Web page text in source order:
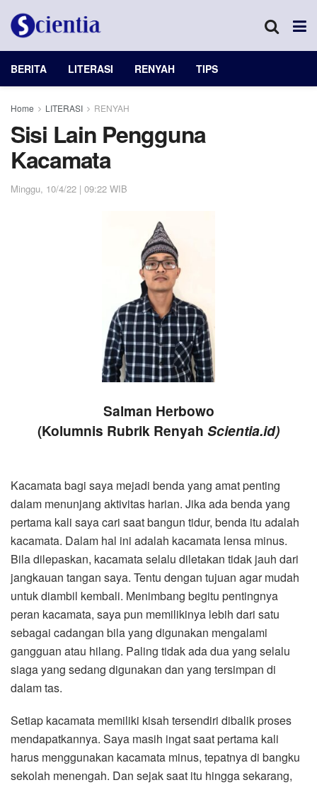
BERITA LITERASI RENYAH TIPS
Home LITERASI RENYAH
Sisi Lain Pengguna
Kacamata
Minggu, 10/4/22 | 09:22 WIB
Salman Herbowo
(Kolumnis Rubrik Renyah Scientia.id)
Kacamata bagi saya mejadi benda yang amat penting
dalam menunjang aktivitas harian. Jika ada benda yang
pertama kali saya cari saat bangun tidur, benda itu adalah
kacamata. Dalam hal ini adalah kacamata lensa minus.
Bila dilepaskan, kacamata selalu diletakan tidak jauh dari
jangkauan tangan saya. Tentu dengan tujuan agar mudah
untuk diambil kembali. Menimbang begitu pentingnya
peran kacamata, saya pun memilikinya lebih dari satu
sebagai cadangan bila yang digunakan mengalami
gangguan atau hilang. Paling tidak ada dua yang selalu
siaga yang sedang digunakan dan yang tersimpan di
dalam tas.
Setiap kacamata memiliki kisah tersendiri dibalik proses
mendapatkannya. Saya masih ingat saat pertama kali
harus menggunakan kacamata minus, tepatnya di bangku
sekolah menengah. Dan sejak saat itu hingga sekarang,